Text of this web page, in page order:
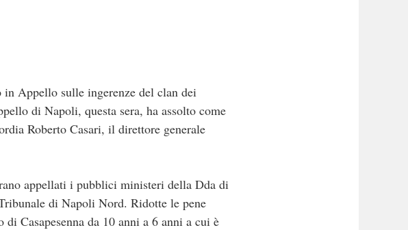
in Appello sulle ingerenze del clan dei
di Napoli, questa sera, ha assolto come
Roberto Casari, il direttore generale
appellati i pubblici ministeri della Dda di
di Napoli Nord. Ridotte le pene
Casapesenna da 10 anni a 6 anni a cui è